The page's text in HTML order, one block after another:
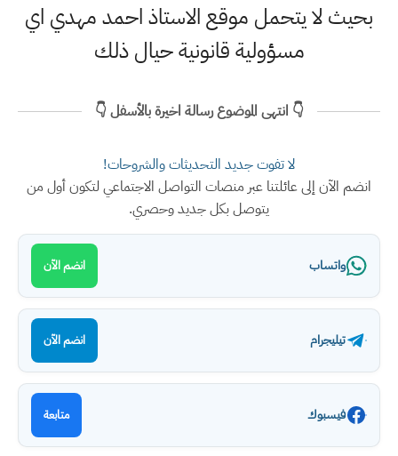
بحيث لا يتحمل موقع الاستاذ احمد مهدي اي
مسؤولية قانونية حيال ذلك
👇 انتهى الموضوع رسالة اخيرة بالأسفل 👇
لا تفوت جديد التحديثات والشروحات!
انضم الآن إلى عائلتنا عبر منصات التواصل الاجتماعي لتكون أول من
يتوصل بكل جديد وحصري.
واتساب انضم الآن
تيليجرام انضم الآن
فيسبوك متابعة